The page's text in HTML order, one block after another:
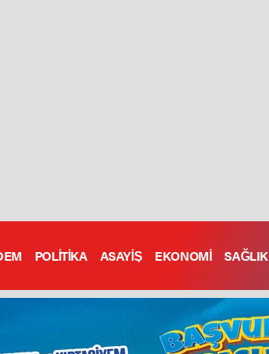
POLİTİKA ASAYİŞ EKONOMİ SAĞLIK